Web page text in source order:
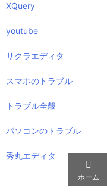
XQuery
youtube
サクラエディタ
スマホのトラブル
トラブル全般
パソコンのトラブル
秀丸エディタ

ホーム